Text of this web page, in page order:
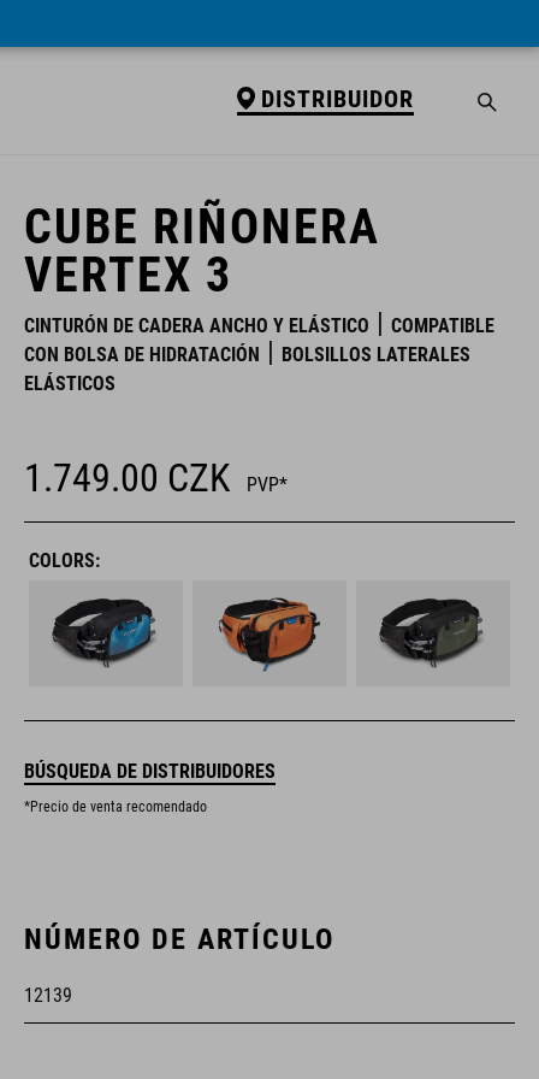
DISTRIBUIDOR
CUBE RIÑONERA
VERTEX 3
CINTURÓN DE CADERA ANCHO Y ELÁSTICO
COMPATIBLE
CON BOLSA DE HIDRATACIÓN
BOLSILLOS LATERALES
ELÁSTICOS
1.749.00 CZK PVP*
COLORS:
BÚSQUEDA DE DISTRIBUIDORES
*Precio de venta recomendado
NÚMERO DE ARTÍCULO
12139